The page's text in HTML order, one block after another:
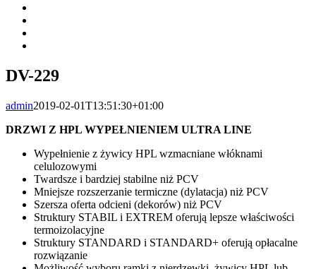
DV-229
admin2019-02-01T13:51:30+01:00
DRZWI Z HPL WYPEŁNIENIEM ULTRA LINE
Wypełnienie z żywicy HPL wzmacniane włóknami
celulozowymi
Twardsze i bardziej stabilne niż PCV
Mniejsze rozszerzanie termiczne (dylatacja) niż PCV
Szersza oferta odcieni (dekorów) niż PCV
Struktury STABIL i EXTREM oferują lepsze właściwości
termoizolacyjne
Struktury STANDARD i STANDARD+ oferują opłacalne
rozwiązanie